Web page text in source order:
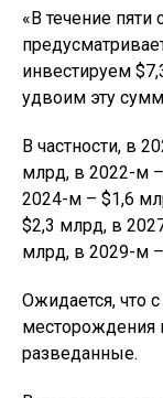
«В течение
инвестируем
удвоим эту
В частности, в
млрд, в 2022-м
2024-м – $1,6
$2,3 млрд, в
млрд, в 2029-м
Ожидается, что
месторождения
разведанные.